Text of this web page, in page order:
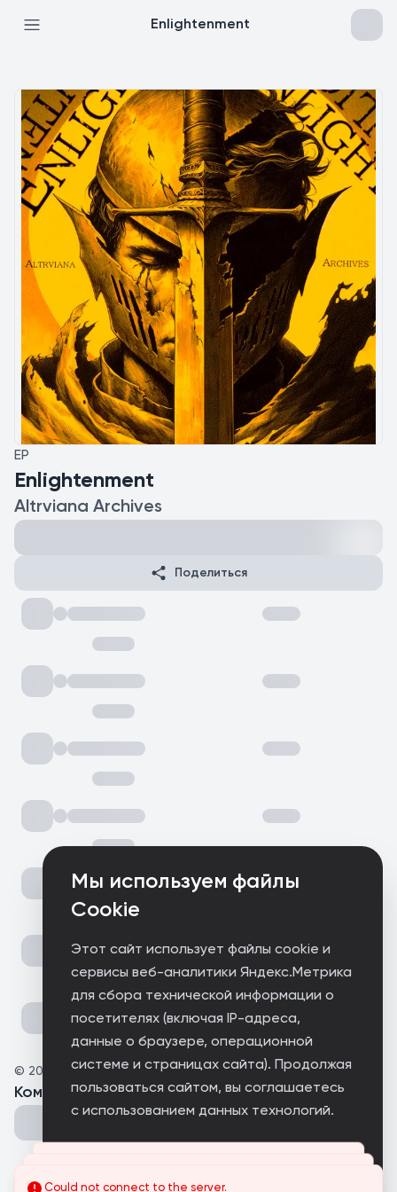
Мы используем файлы
Cookie
Этот сайт использует файлы cookie и
сервисы веб-аналитики Яндекс.Метрика
для сбора технической информации о
посетителях (включая IP-адреса,
данные о браузере, операционной
системе и страницах сайта). Продолжая
пользоваться сайтом, вы соглашаетесь
с использованием данных технологий.
Enlightenment
EP
Enlightenment
Altrviana Archives
Поделиться
© 2025 Altrviana Archives
Комментарии(0 )